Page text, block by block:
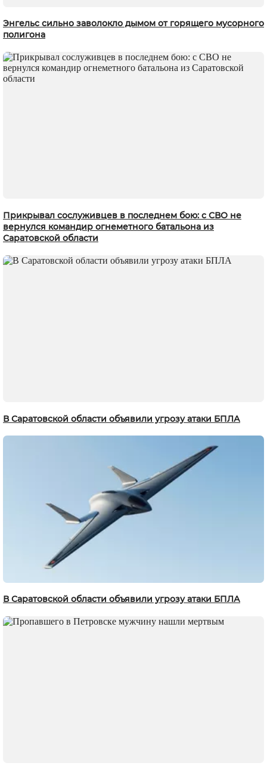
Энгельс сильно заволокло дымом от горящего мусорного
полигона
Прикрывал сослуживцев в последнем бою: с СВО не
вернулся командир огнеметного батальона из
Саратовской области
В Саратовской области объявили угрозу атаки БПЛА
В Саратовской области объявили угрозу атаки БПЛА